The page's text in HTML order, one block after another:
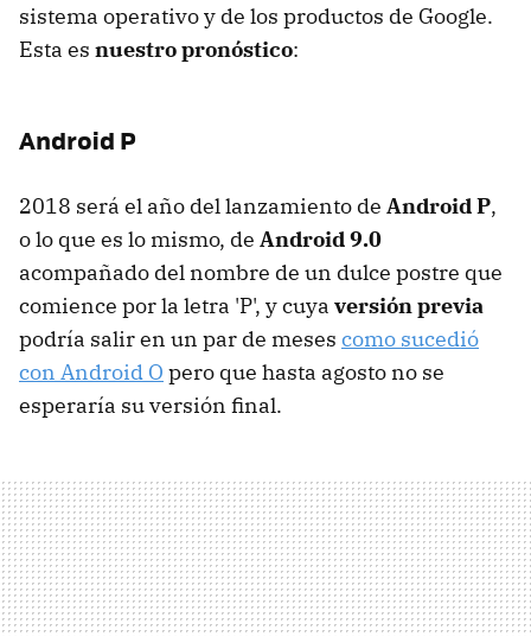
sistema operativo y de los productos de Google.
Esta es nuestro pronóstico:
Android P
2018 será el año del lanzamiento de Android P,
o lo que es lo mismo, de Android 9.0
acompañado del nombre de un dulce postre que
comience por la letra 'P', y cuya versión previa
podría salir en un par de meses como sucedió
con Android O pero que hasta agosto no se
esperaría su versión final.